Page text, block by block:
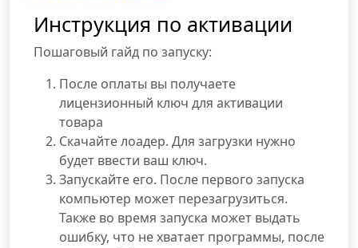
Инструкция по активации
Пошаговый гайд по запуску:
После оплаты вы получаете
лицензионный ключ для активации
товара
Скачайте лоадер. Для загрузки нужно
будет ввести ваш ключ.
Запускайте его. После первого запуска
компьютер может перезагрузиться.
Также во время запуска может выдать
ошибку, что не хватает программы, после